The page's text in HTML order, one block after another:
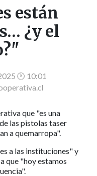
están
¿y el
🕐 10:01
que "es una
las pistolas taser
a quemarropa".
a las instituciones" y
que "hoy estamos